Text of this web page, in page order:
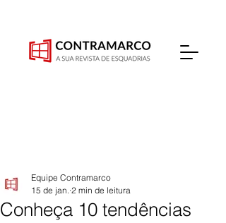
Conheça 10 tendências
Equipe Contramarco
15 de jan. 2 min de leitura